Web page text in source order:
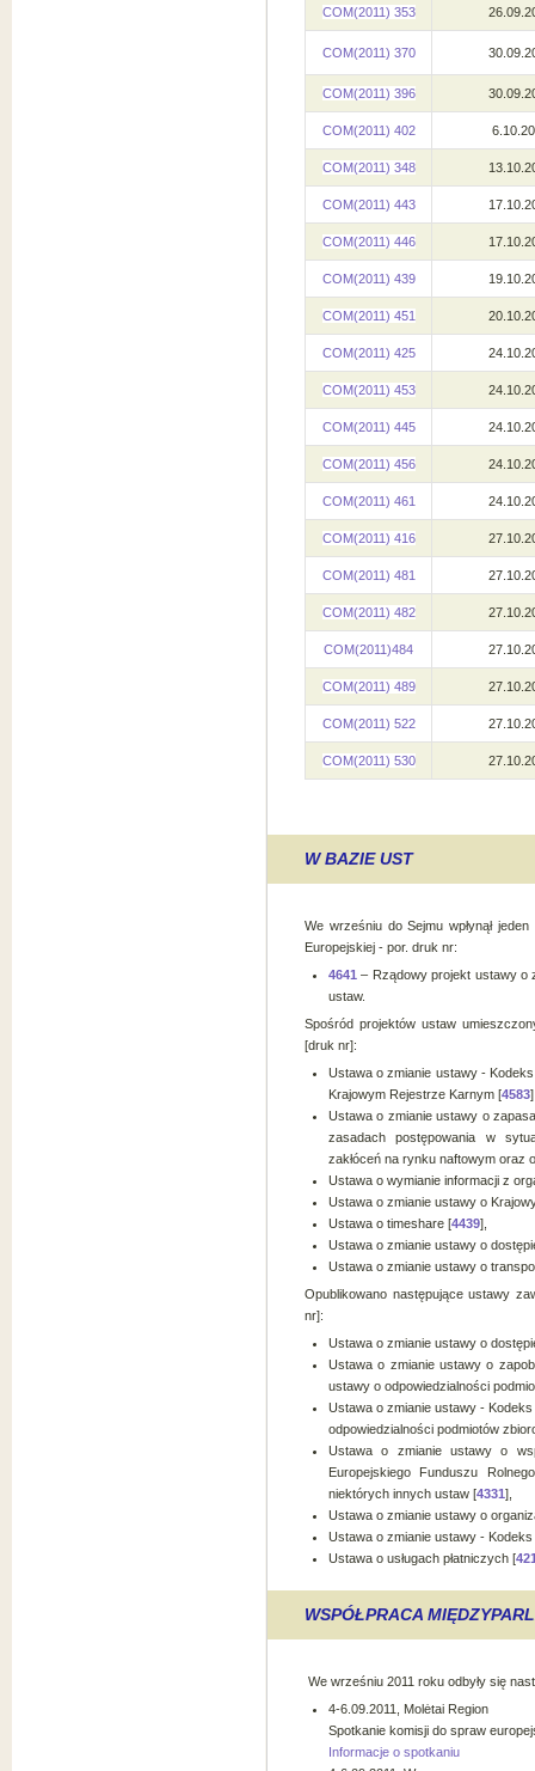
COM(2011) 353
COM(2011) 370
COM(2011) 396
COM(2011) 402
COM(2011) 348
COM(2011) 443
COM(2011) 446
COM(2011) 439
COM(2011) 451
COM(2011) 425
COM(2011) 453
COM(2011) 445
COM(2011) 456
COM(2011) 461
COM(2011) 416
COM(2011) 481
COM(2011) 482
COM(2011)484
COM(2011) 489
COM(2011) 522
COM(2011) 530
W BAZIE UST
We wrześniu do Sejmu wpłynął
Europejskiej - por. druk nr:
4641 – Rządowy projekt ustawy o
ustaw.
Spośród projektów ustaw
[druk nr]:
Ustawa o zmianie ustawy -
Krajowym Rejestrze Karnym [4583
Ustawa o zmianie ustawy o
zasadach postępowania w
zakłóceń na rynku naftowym oraz
Ustawa o wymianie informacji z
Ustawa o zmianie ustawy o
Ustawa o timeshare [4439],
Ustawa o zmianie ustawy o
Ustawa o zmianie ustawy o
Opublikowano następujące ustawy
nr]:
Ustawa o zmianie ustawy o
Ustawa o zmianie ustawy o
ustawy o odpowiedzialności
Ustawa o zmianie ustawy -
odpowiedzialności podmiotów
Ustawa o zmianie ustawy o
Europejskiego Funduszu
niektórych innych ustaw [4331],
Ustawa o zmianie ustawy o
Ustawa o zmianie ustawy - Kodeks
Ustawa o usługach płatniczych [
WSPÓŁPRACA
We wrześniu 2011 roku odbyły się
4-6.09.2011, Molėtai Region
Spotkanie komisji do spraw
Informacje o spotkaniu